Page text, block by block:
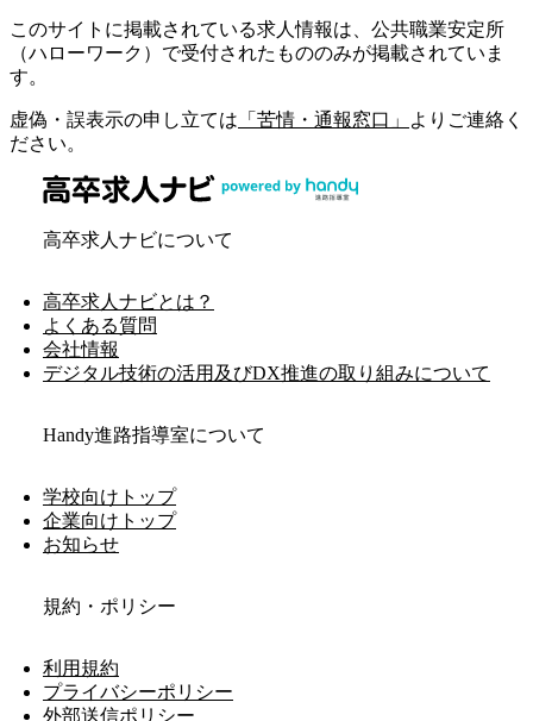
このサイトに掲載されている求人情報は、公共職業安定所
（ハローワーク）で受付されたもののみが掲載されていま
す。
虚偽・誤表示の申し立ては 「苦情・通報窓口」
よりご連絡く
ださい。
高卒求人ナビについて
高卒求人ナビとは？
よくある質問
会社情報
デジタル技術の活用及びDX推進の取り組みについて
Handy進路指導室について
学校向けトップ
企業向けトップ
お知らせ
規約・ポリシー
利用規約
プライバシーポリシー
外部送信ポリシー